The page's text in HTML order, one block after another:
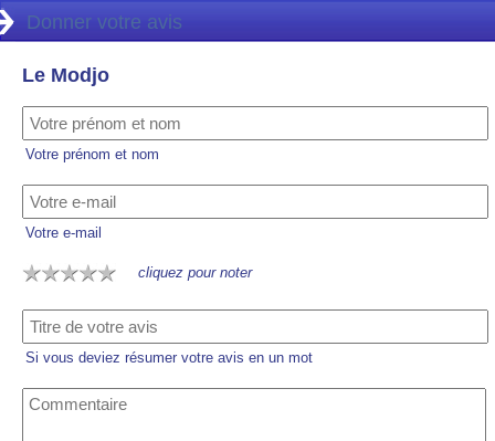
Donner votre avis
Le Modjo
Votre prénom et nom
Votre e-mail
cliquez pour noter
Si vous deviez résumer votre avis en un mot